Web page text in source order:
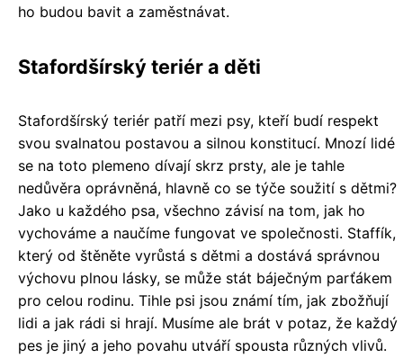
ho budou bavit a zaměstnávat.
Stafordšírský teriér a děti
Stafordšírský teriér patří mezi psy, kteří budí respekt
svou svalnatou postavou a silnou konstitucí. Mnozí lidé
se na toto plemeno dívají skrz prsty, ale je tahle
nedůvěra oprávněná, hlavně co se týče soužití s dětmi?
Jako u každého psa, všechno závisí na tom, jak ho
vychováme a naučíme fungovat ve společnosti. Staffík,
který od štěněte vyrůstá s dětmi a dostává správnou
výchovu plnou lásky, se může stát báječným parťákem
pro celou rodinu. Tihle psi jsou známí tím, jak zbožňují
lidi a jak rádi si hrají. Musíme ale brát v potaz, že každý
pes je jiný a jeho povahu utváří spousta různých vlivů.